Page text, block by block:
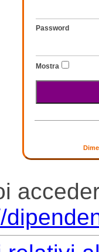
Password
Mostra